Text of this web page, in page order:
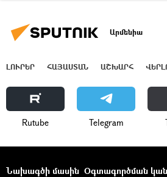
Արմենիա
ԼՈՒՐԵՐ ՀԱՅԱՍՏԱՆ ԱՇԽԱՐՀ
Rutube Telegram
Նախագծի մասին Օգտագործման